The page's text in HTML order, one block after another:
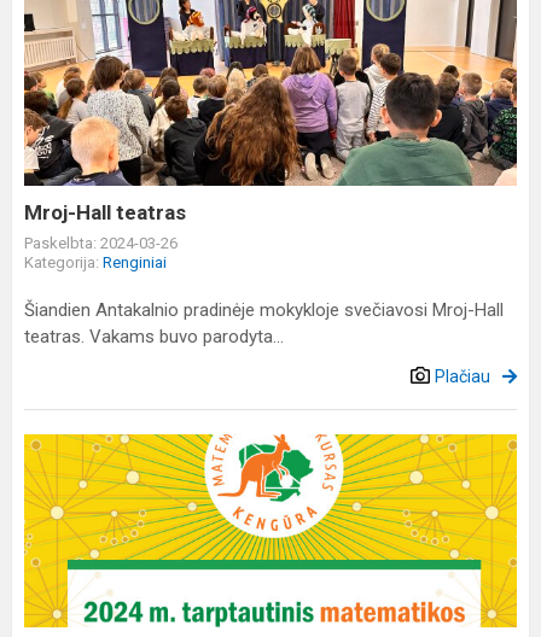
Mroj-
Hall
teatras
Mroj-Hall teatras
Paskelbta: 2024-03-26
Kategorija: Renginiai
Šiandien Antakalnio pradinėje mokykloje svečiavosi Mroj-Hall
teatras. Vakams buvo parodyta...
Plačiau
Matematikos
konkursas
“Kengūra”